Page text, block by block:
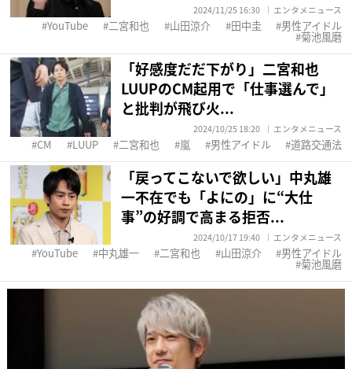
2024/11/25 16:30 エンタメニュース
YouTube 二宮和也 山田涼介 田中圭 男性アイドル
菊池風磨
「好感度だだ下がり」二宮和也
LUUPのCM起用で「仕事選んで」
と批判が飛び火...
2024/10/25 18:20 エンタメニュース
CM LUUP 二宮和也 嵐 男性アイドル 道路交通法
「戻ってこないで欲しい」中丸雄
一不在でも「よにの」に“大仕
事”の好調で高まる拒否...
2024/10/17 19:40 エンタメニュース
YouTube 中丸雄一 二宮和也 山田涼介 男性アイドル
菊池風磨